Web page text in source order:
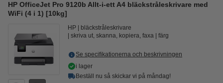
HP OfficeJet Pro 9120b Allt-i-ett A4 bläckstråleskrivare med
WiFi (4 i 1) [10kg]
HP
bläckstråleskrivare
skriva ut, skanna, kopiera, faxa
färg
Se specifikationerna och beskrivningen
i lager
Beställ nu så skickar vi på måndag!